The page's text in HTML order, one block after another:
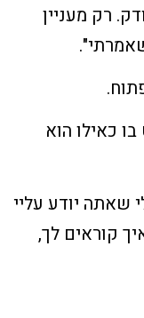
רק מעניין
כאילו הוא
שאתה יודע עליי
קוראים לך,